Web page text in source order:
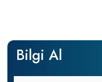
Bilgi Al